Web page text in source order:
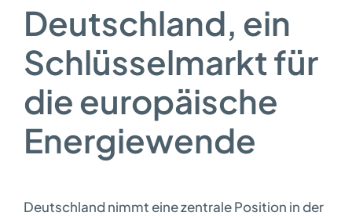
Deutschland, ein
Schlüsselmarkt für
die europäische
Energiewende
Deutschland nimmt eine zentrale Position in der